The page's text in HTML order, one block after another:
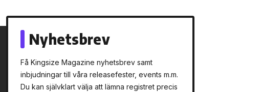
Nyhetsbrev
Få Kingsize Magazine nyhetsbrev samt
inbjudningar till våra releasefester, events m.m.
Du kan självklart välja att lämna registret precis